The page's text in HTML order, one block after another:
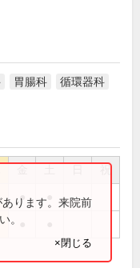
胃腸科
循環器科
祝
●
ります。来院前
。
×閉じる